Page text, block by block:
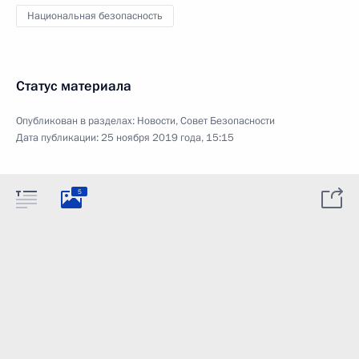
Национальная безопасность
Статус материала
Опубликован в разделах: Новости,Совет Безопасности
Дата публикации:25 ноября 2019 года, 15:15
5